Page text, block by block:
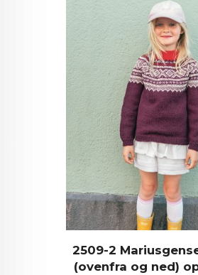
2509-2
(ovenfra og ned)